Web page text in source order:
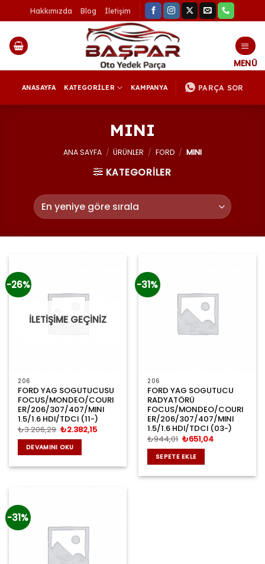
atla
Hakkımızda Blog İletişim
ANASAYFA KATEGORİLER KAMPANYA PARÇA SOR
MINI
ANA SAYFA / ÜRÜNLER / FORD / MINI
KATEGORİLER
-26%
İLETİŞİME GEÇİNİZ
206
FORD YAG SOGUTUCUSU
FOCUS/MONDEO/COURI
ER/206/307/407/MINI
1.5/1.6 HDI/TDCI (11-)
₺3.206,29 Orijinal
fiyat:
₺3.206,29.
₺2.382,15Şu
DEVAMINI OKU
-31%
206
FORD YAG SOGUTUCU
RADYATÖRÜ
FOCUS/MONDEO/COURI
ER/206/307/407/MINI
1.5/1.6 HDI/TDCI (03-)
₺944,01 Orijinal
fiyat:
₺944,01.
₺651,04Şu
SEPETE EKLE
-31%